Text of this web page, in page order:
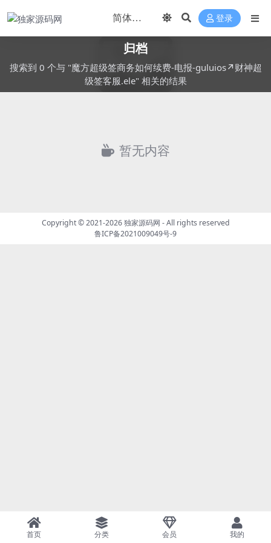
登录
归档
搜索到 0 个与 "魔方超级签商务如何续费-电报-guluios↗️财神超
级签客服.ele" 相关的结果
暂无内容
Copyright © 2021-2026独家源码网 - All rights reserved
鲁ICP备2021009049号-9
首页 分类 会员 我的